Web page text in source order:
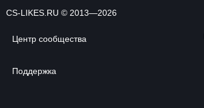
CS-LIKES.RU © 2013—2026
Центр сообщества
Поддержка